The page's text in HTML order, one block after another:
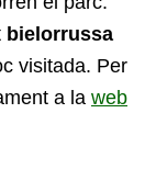
bielorrussa
visitada. Per
a la web